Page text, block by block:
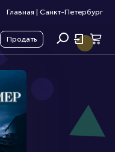
Главная Санкт-Петербург
Продать